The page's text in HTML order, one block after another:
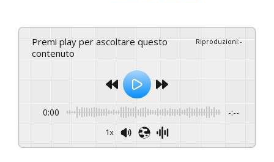
Premi play per ascoltare questo
contenuto
Riproduzioni:-
0:00 -:--
1x